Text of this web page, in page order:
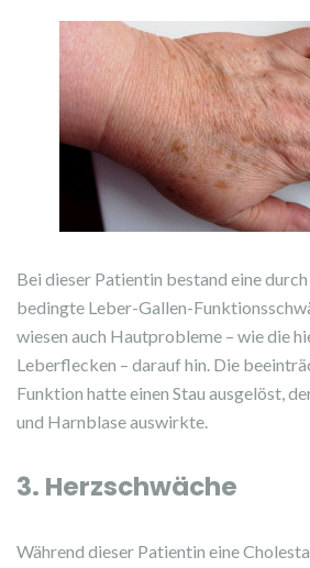
Bei dieser Patientin bestand eine
bedingte Leber-Gallen-
wiesen auch Hautprobleme – wie die
Leberflecken – darauf hin. Die
Funktion hatte einen Stau ausgelöst,
und Harnblase auswirkte.
3. Herzschwäche
Während dieser Patientin eine